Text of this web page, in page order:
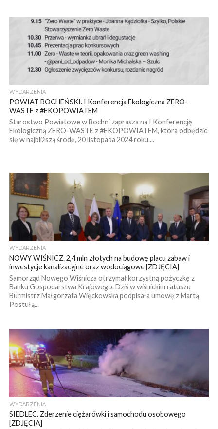
WYDARZENIA
POWIAT BOCHEŃSKI. I Konferencja Ekologiczna ZERO-
WASTE z #EKOPOWIATEM
Starostwo Powiatowe w Bochni zaprasza na I Konferencję
Ekologiczną ZERO-WASTE z #EKOPOWIATEM, która odbędzie
się w najbliższą środę, 20 listopada 2024 roku....
WYDARZENIA
NOWY WIŚNICZ. 2,4 mln złotych na budowę placu zabaw i
inwestycje kanalizacyjne oraz wodociągowe [ZDJĘCIA]
Samorząd Nowego Wiśnicza otrzymał korzystną pożyczkę z
Banku Gospodarstwa Krajowego. Dziś w wiśnickim ratuszu
Burmistrz Małgorzata Więckowska podpisała umowę z Martą
Postułą...
WYDARZENIA
SIEDLEC. Zderzenie ciężarówki i samochodu osobowego
[ZDJĘCIA]